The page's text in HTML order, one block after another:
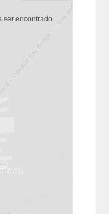
ser encontrado.